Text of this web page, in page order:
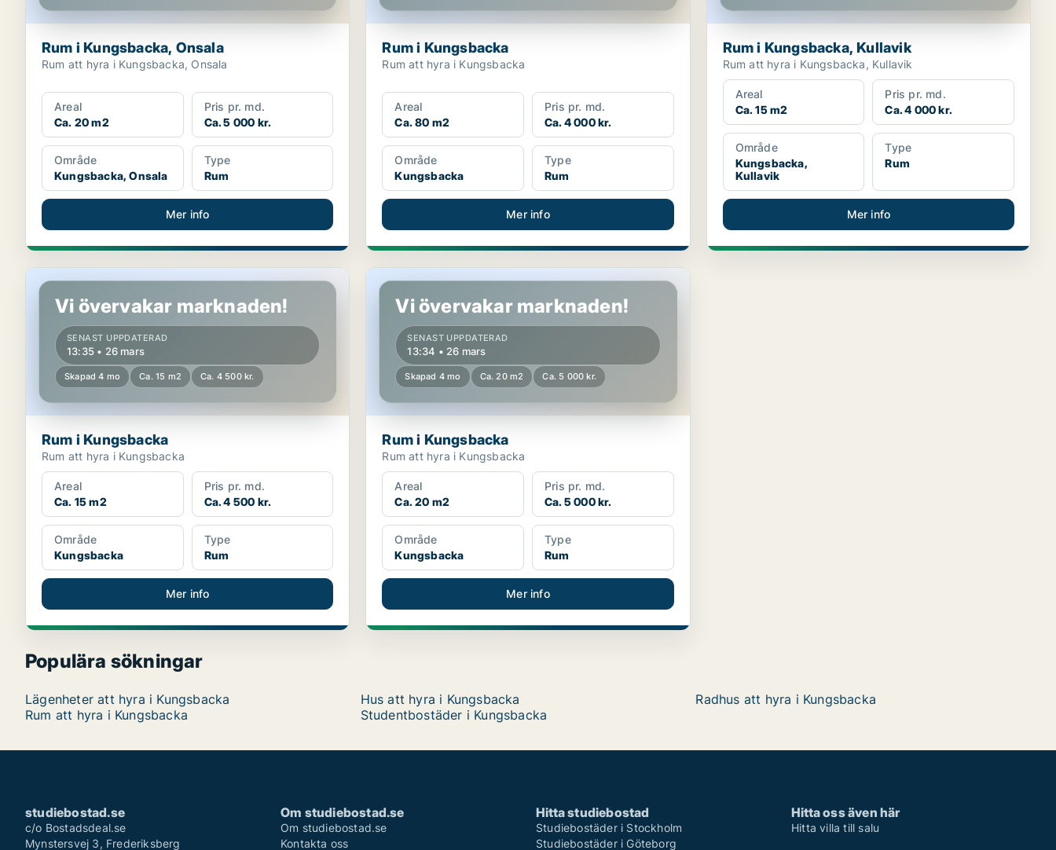
Rum i Kungsbacka, Onsala
Rum att hyra i Kungsbacka, Onsala
Areal
Ca. 20 m2
Pris pr. md.
Ca. 5 000 kr.
Område
Kungsbacka, Onsala
Type
Rum
Mer info
Rum i Kungsbacka
Rum att hyra i Kungsbacka
Areal
Ca. 80 m2
Pris pr. md.
Ca. 4 000 kr.
Område
Kungsbacka
Type
Rum
Mer info
Rum i Kungsbacka, Kullavik
Rum att hyra i Kungsbacka, Kullavik
Areal
Ca. 15 m2
Pris pr. md.
Ca. 4 000 kr.
Område
Kungsbacka,
Kullavik
Type
Rum
Mer info
Rum i Kungsbacka
Vi övervakar marknaden!
SENAST UPPDATERAD
13:35 • 26 mars
Skapad 4 mo Ca. 15 m2 Ca. 4 500 kr.
Rum i Kungsbacka
Rum att hyra i Kungsbacka
Areal
Ca. 15 m2
Pris pr. md.
Ca. 4 500 kr.
Område
Kungsbacka
Type
Rum
Mer info
Rum i Kungsbacka
Vi övervakar marknaden!
SENAST UPPDATERAD
13:34 • 26 mars
Skapad 4 mo Ca. 20 m2 Ca. 5 000 kr.
Rum i Kungsbacka
Rum att hyra i Kungsbacka
Areal
Ca. 20 m2
Pris pr. md.
Ca. 5 000 kr.
Område
Kungsbacka
Type
Rum
Mer info
Populära sökningar
Lägenheter att hyra i Kungsbacka Hus att hyra i Kungsbacka
Radhus att hyra i Kungsbacka
Rum att hyra i Kungsbacka
Studentbostäder i Kungsbacka
studiebostad.se
c/o Bostadsdeal.se
Mynstersvej 3, Frederiksberg
Om studiebostad.se
Om studiebostad.se
Kontakta oss
Hitta studiebostad
Studiebostäder i Stockholm
Studiebostäder i Göteborg
Hitta oss även här
Hitta villa till salu